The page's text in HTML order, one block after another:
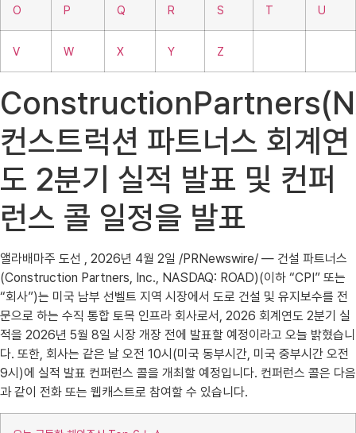
O P Q R S T U
V W X Y Z
컨스트럭션 파트너스 회계연
도 2분기 실적 발표 및 컨퍼
런스 콜 일정을 발표
앨라배마주 도선 , 2026년 4월 2일 /PRNewswire/ — 건설 파트너스
(Construction Partners, Inc., NASDAQ: ROAD)(이하 “CPI” 또는
“회사”)는 미국 남부 선벨트 지역 시장에서 도로 건설 및 유지보수를 전
문으로 하는 수직 통합 토목 인프라 회사로서, 2026 회계연도 2분기 실
적을 2026년 5월 8일 시장 개장 전에 발표할 예정이라고 오늘 밝혔습니
다. 또한, 회사는 같은 날 오전 10시(미국 동부시간, 미국 중부시간 오전
9시)에 실적 발표 컨퍼런스 콜을 개최할 예정입니다. 컨퍼런스 콜은 다음
과 같이 전화 또는 웹캐스트로 참여할 수 있습니다.